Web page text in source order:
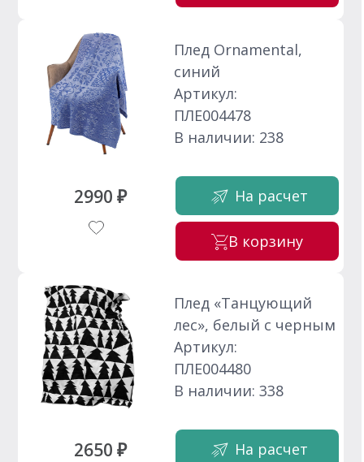
2990 ₽
Плед Ornamental,
синий
Артикул:
ПЛЕ004478
В наличии: 238
На расчет
В корзину
2650 ₽
Плед «Танцующий
лес», белый с черным
Артикул:
ПЛЕ004480
В наличии: 338
На расчет